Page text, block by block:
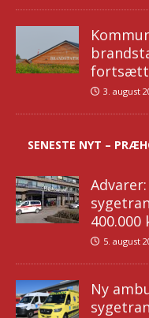
3. august
SENESTE NYT –
5. august
Ny